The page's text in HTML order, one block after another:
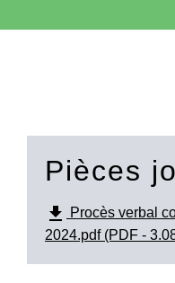
Pièces
file_download
Procès verbal
2024.pdf (PDF -